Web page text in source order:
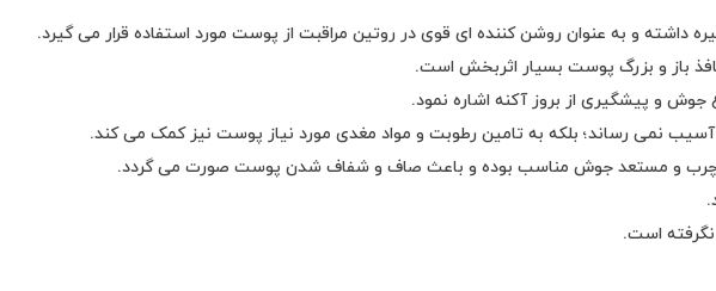
داشته و به عنوان روشن کننده ای قوی در روتین مراقبت از پوست مورد استفاده قرار می گیرد.
باز و بزرگ پوست بسیار اثربخش است.
جوش و پیشگیری از بروز آکنه اشاره نمود.
چرب و مستعد جوش مناسب بوده و باعث صاف و شفاف شدن پوست صورت می گردد.
است.